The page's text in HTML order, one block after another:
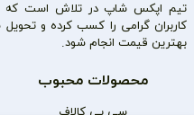
تیم اپکس شاپ در تلاش است که با
کاربران گرامی را کسب کرده و
بهترین قیمت انجام شود.
محصولات محبوب